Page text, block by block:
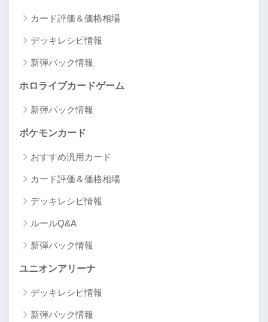
カード評価＆価格相場
デッキレシピ情報
新弾パック情報
ホロライブカードゲーム
新弾パック情報
ポケモンカード
おすすめ汎用カード
カード評価＆価格相場
デッキレシピ情報
ルールQ&A
新弾パック情報
ユニオンアリーナ
デッキレシピ情報
新弾パック情報